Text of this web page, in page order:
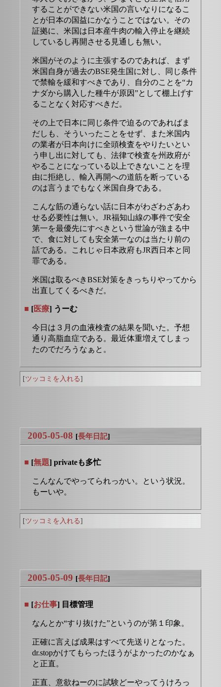
することができない米国の言いなりになるこ
とが日本の国益にかなうことではない。その
証拠に、米国は日本産牛肉の輸入停止を継続
しているし再開させる見通しも無い。
米国がそのように主張するのであれば、まず
米国自身が過去のBSE発生国に対し、同じ条件
で禁輸を緩和すべきであり、自分のことを“カ
ナダから購入した種牛が原因”として棚上げす
ることなく対応すべきだ。
その上で日本に同じ条件で迫るのであればま
だしも、そういったことをせず、また米国内
の業者が日本向けに全頭検査をやりたいとい
う申し出に対しても、法律で検査を州政府が
やることになっている以上できないことを理
由に拒絶し、輸入再開への道筋を断っている
のは言うまでもなく米国自身である。
こんな筋の通らない話に日本がわざわざあわ
せる必要性は無い。JR福知山線の事件で安全
第一を最優先にすべきという世論が強まる中
で、食に対しても安全第一なのは当たり前の
話である。これじゃ日本政府もJR西日本と同
罪である。
米国は取るべきBSE対策をきっちりやってから
出直してくるべきだ。
■ [医療] うーむ
今日は３月の血液検査の結果を聞いた。予想
通り高脂血症である。最近体重増えてしまっ
たのでだろうなぁと。
[ツッコミを入れる]
2005-05-08 [長年日記]
■ [無題] privateも多忙
こんなんでやってられっかい。という状況。
もーいや。
[ツッコミを入れる]
2005-05-09 [長年日記]
■ [お仕事] 目標管理
なんとか“すり抜けた”というのが第１印象。
正確に言えば成果はすべて先送りとなった。
dr.stopかけてもらったほうがよかったのかなぁ
と正直。
正直、意欲ねーのに試験どーやってうけろっ